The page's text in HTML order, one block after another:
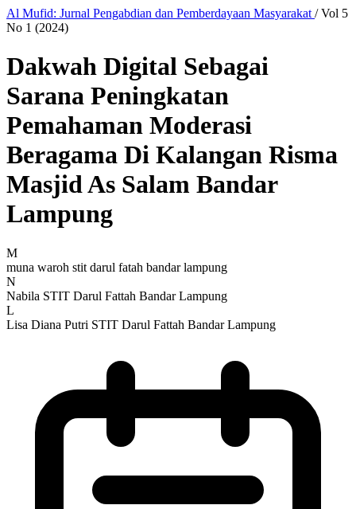
Al Mufid: Jurnal Pengabdian dan Pemberdayaan Masyarakat / Vol 5
No 1 (2024)
Dakwah Digital Sebagai
Sarana Peningkatan
Pemahaman Moderasi
Beragama Di Kalangan Risma
Masjid As Salam Bandar
Lampung
M
muna waroh stit darul fatah bandar lampung
N
Nabila STIT Darul Fattah Bandar Lampung
L
Lisa Diana Putri STIT Darul Fattah Bandar Lampung